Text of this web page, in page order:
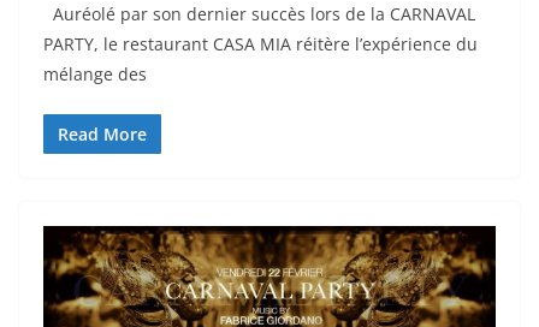
Auréolé par son dernier succès lors de la CARNAVAL
PARTY, le restaurant CASA MIA réitère l’expérience du
mélange des
Read More